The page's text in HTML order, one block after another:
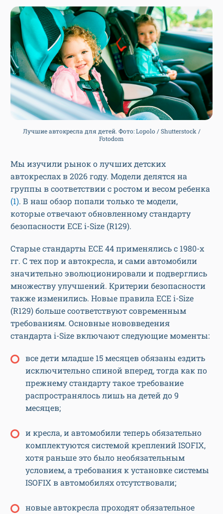
Лучшие автокресла для детей. Фото: Lopolo / Shutterstock /
Fotodom
Мы изучили рынок о лучших детских
автокреслах в 2026 году. Модели делятся на
группы в соответствии с ростом и весом ребенка
(1). В наш обзор попали только те модели,
которые отвечают обновленному стандарту
безопасности ECE i-Size (R129).
Старые стандарты ECE 44 применялись с 1980-х
гг. С тех пор и автокресла, и сами автомобили
значительно эволюционировали и подверглись
множеству улучшений. Критерии безопасности
также изменились. Новые правила ECE i-Size
(R129) больше соответствуют современным
требованиям. Основные нововведения
стандарта i-Size включают следующие моменты:
все дети младше 15 месяцев обязаны ездить
исключительно спиной вперед, тогда как по
прежнему стандарту такое требование
распространялось лишь на детей до 9
месяцев;
и кресла, и автомобили теперь обязательно
комплектуются системой креплений ISOFIX,
хотя раньше это было необязательным
условием, а требования к установке системы
ISOFIX в автомобилях отсутствовали;
новые автокресла проходят обязательное